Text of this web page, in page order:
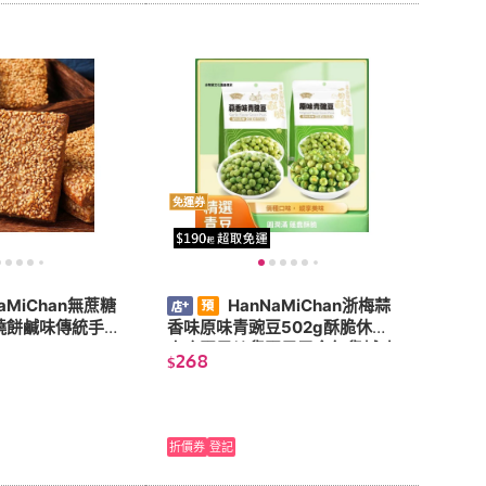
無蔗糖
鹹味傳統手工
免運券
HanNaMiChan浙梅蒜
香味原味青豌豆502g酥脆休閒
小吃堅果炒貨堅果零食年貨鹹味
$268
折價券 登記